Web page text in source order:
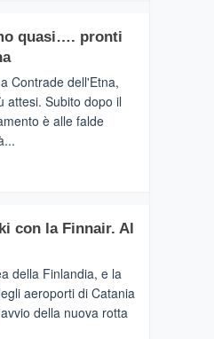
quasi…. pronti
Contrade dell'Etna,
attesi. Subito dopo il
è alle falde
con la Finnair. Al
della Finlandia, e la
aeroporti di Catania
della nuova rotta